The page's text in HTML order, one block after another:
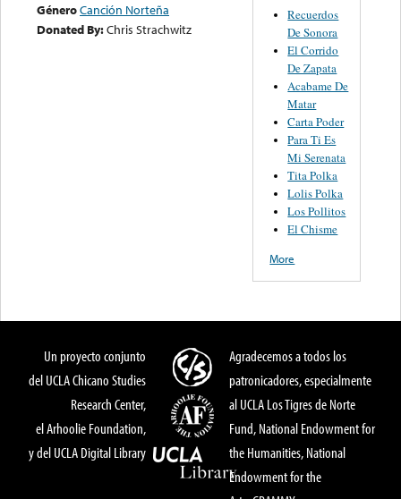
GéneroCanción Norteña
Donated By:Chris Strachwitz
Recuerdos
De Sonora
El Corrido
De Zapata
Acabame De
Matar
Carta Poder
Para Ti Es
Mi Serenata
Tita Polka
Lolis Polka
Los Pollitos
El Chisme
More
Un proyecto conjunto
del UCLA Chicano Studies
Research Center,
el Arhoolie Foundation,
y del UCLA Digital Library
Agradecemos a todos los
patronicadores, especialmente
al UCLA Los Tigres de Norte
Fund, National Endowment for
the Humanities, National
Endowment for the